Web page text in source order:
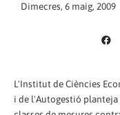
Dimecres, 6 maig, 2009
L'Institut de Ciències
i de l'Autogestió planteja